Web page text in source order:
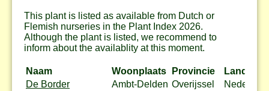
This plant is listed as available from Dutch or
Flemish nurseries in the Plant Index 2026.
Although the plant is listed, we recommend to
inform about the availablity at this moment.
Naam Woonplaats Provincie
Land
De Border
Ambt-Delden Overijssel
Nederland